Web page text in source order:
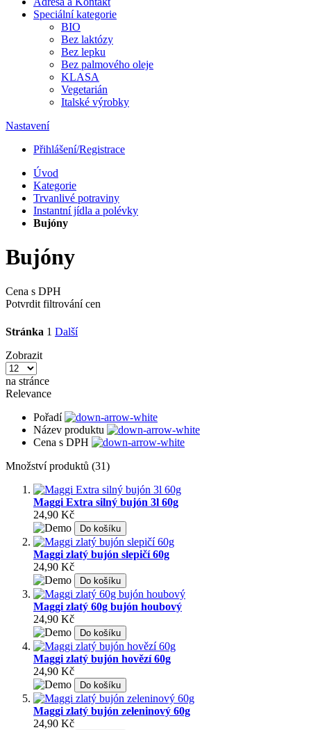
Speciální kategorie
BIO
Bez laktózy
Bez lepku
Bez palmového oleje
KLASA
Vegetarián
Italské výrobky
Nastavení
Přihlášení/Registrace
Úvod
Kategorie
Trvanlivé potraviny
Instantní jídla a polévky
Bujóny
Bujóny
Cena s DPH
Potvrdit filtrování cen
Stránka 1 Další
Zobrazit
na stránce
Relevance
Pořadí
Název produktu
Cena s DPH
Množství produktů (31)
Maggi Extra silný bujón 3l 60g
24,90 Kč
Do košíku
Maggi zlatý bujón slepičí 60g
24,90 Kč
Do košíku
Maggi zlatý 60g bujón houbový
24,90 Kč
Do košíku
Maggi zlatý bujón hovězí 60g
24,90 Kč
Do košíku
Maggi zlatý bujón zeleninový 60g
24,90 Kč